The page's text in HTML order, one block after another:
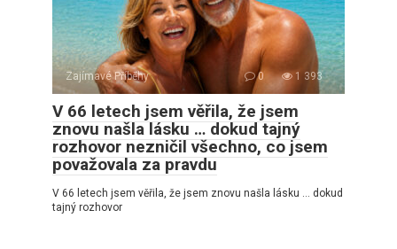
Zajímavé Příběhy 0 1 393
V 66 letech jsem věřila, že jsem
znovu našla lásku … dokud tajný
rozhovor nezničil všechno, co jsem
považovala za pravdu
V 66 letech jsem věřila, že jsem znovu našla lásku … dokud
tajný rozhovor